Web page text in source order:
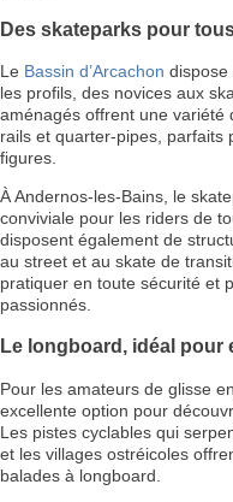
Des skateparks pour
Le Bassin d’Arcachon dispose
les profils, des novices aux
aménagés offrent une variété
rails et quarter-pipes, parfaits
figures.
À Andernos-les-Bains, le
conviviale pour les riders de
disposent également de
au street et au skate de
pratiquer en toute sécurité et
passionnés.
Le longboard, idéal pour
Pour les amateurs de glisse
excellente option pour
Les pistes cyclables qui
et les villages ostréicoles
balades à longboard.